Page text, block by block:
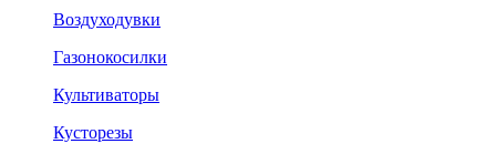
Воздуходувки
Газонокосилки
Культиваторы
Кусторезы